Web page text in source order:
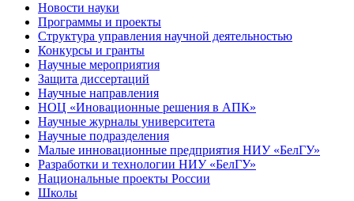
Новости науки
Программы и проекты
Структура управления научной деятельностью
Конкурсы и гранты
Научные мероприятия
Защита диссертаций
Научные направления
НОЦ «Иновационные решения в АПК»
Научные журналы университета
Научные подразделения
Малые инновационные предприятия НИУ «БелГУ»
Разработки и технологии НИУ «БелГУ»
Национальные проекты России
Школы